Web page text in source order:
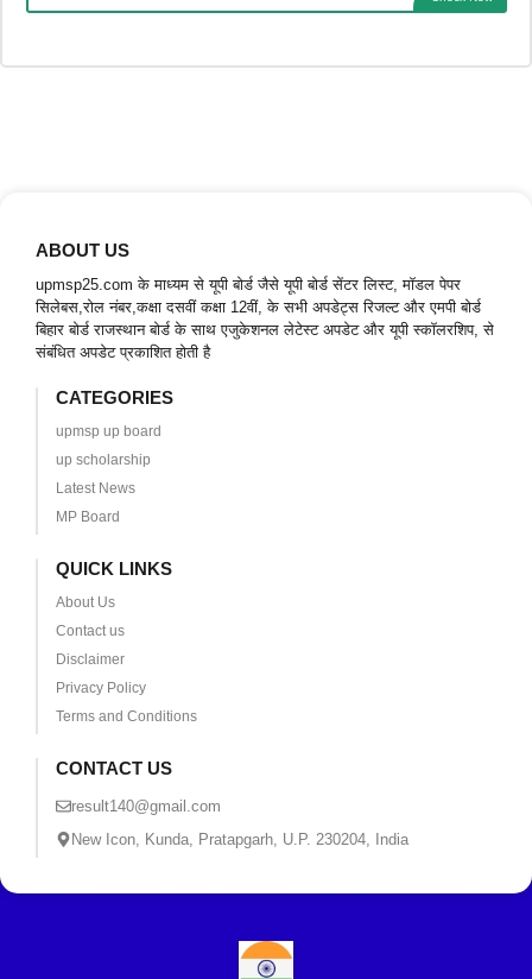
ABOUT US
upmsp25.com के माध्यम से यूपी बोर्ड जैसे यूपी बोर्ड सेंटर लिस्ट, मॉडल पेपर
सिलेबस,रोल नंबर,कक्षा दसवीं कक्षा 12वीं, के सभी अपडेट्स रिजल्ट और एमपी बोर्ड
बिहार बोर्ड राजस्थान बोर्ड के साथ एजुकेशनल लेटेस्ट अपडेट और यूपी स्कॉलरशिप, से
संबंधित अपडेट प्रकाशित होती है
CATEGORIES
upmsp up board
up scholarship
Latest News
MP Board
QUICK LINKS
About Us
Contact us
Disclaimer
Privacy Policy
Terms and Conditions
CONTACT US
result140@gmail.com
New Icon, Kunda, Pratapgarh, U.P. 230204, India